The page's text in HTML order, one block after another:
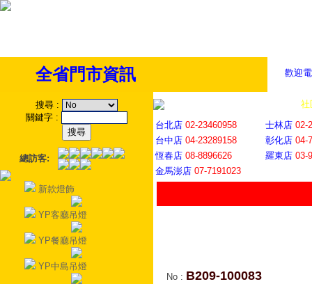
歡迎
全省門市資訊
搜尋 :
關鍵字 :
總訪客:
新款燈飾
YP客廳吊燈
YP餐廳吊燈
YP中島吊燈
社
台北店 02-23460958 士林店 02-
台中店 04-23289158 彰化店 04-
恆春店 08-8896626 羅東店 03-
金馬澎店 07-7191023
No : B209-100083